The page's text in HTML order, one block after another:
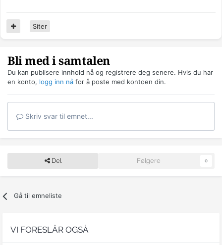
Siter
Bli med i samtalen
Du kan publisere innhold nå og registrere deg senere. Hvis du har
en konto, logg inn nå for å poste med kontoen din.
Skriv svar til emnet...
Del Følgere 0
Gå til emneliste
VI FORESLÅR OGSÅ